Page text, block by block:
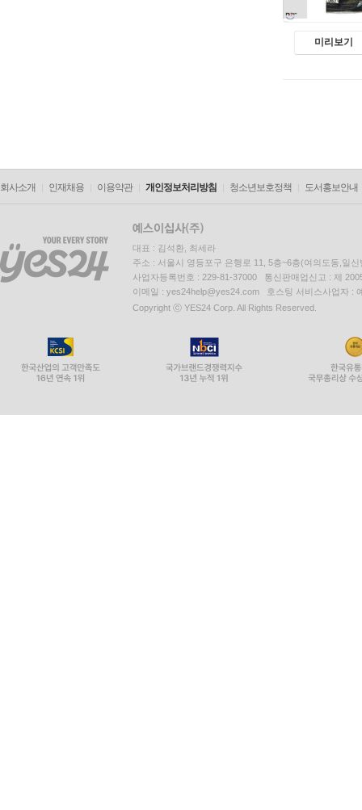
미리보기
회사소개 인재채용 이용약관 개인정보처리방침 청소년보호정책 도서홍보안내
대표 : 김석환, 최세라
주소 : 서울시 영등포구 은행로 11, 5층~6층(여의도동,일신
사업자등록번호 : 229-81-37000 통신판매업신고 : 제
이메일 : yes24help@yes24.com 호스팅 서비스사업자 :
Copyright ⓒ YES24 Corp. All Rights Reserved.